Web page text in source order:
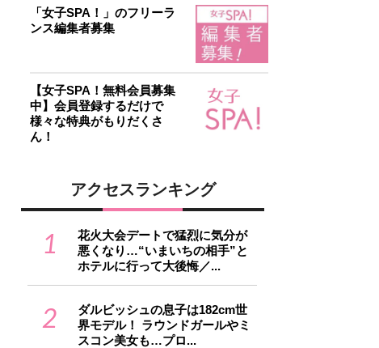
「女子SPA！」のフリーラ
ンス編集者募集
【女子SPA！無料会員募集
中】会員登録するだけで
様々な特典がもりだくさ
ん！
アクセスランキング
1
花火大会デートで猛烈に気分が
悪くなり…“いまいちの相手”と
ホテルに行って大後悔／...
2
ダルビッシュの息子は182cm世
界モデル！ ラウンドガールやミ
スコン美女も…プロ...